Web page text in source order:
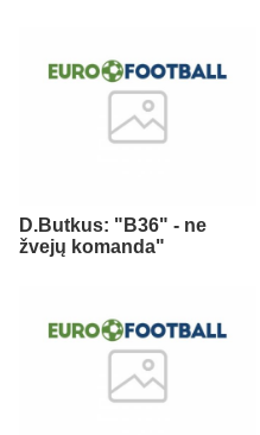
D.Butkus: "B36" - ne
žvejų komanda"